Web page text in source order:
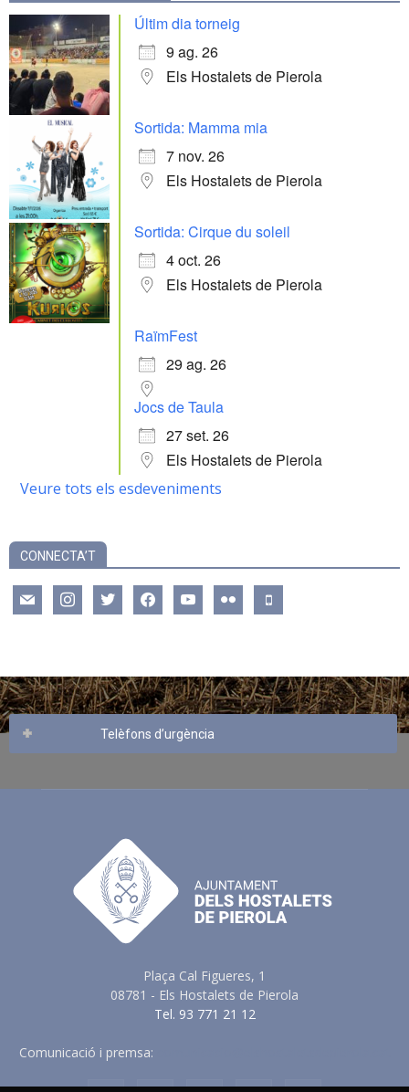
Últim dia torneig
9 ag. 26
Els Hostalets de Pierola
Sortida: Mamma mia
7 nov. 26
Els Hostalets de Pierola
Sortida: Cirque du soleil
4 oct. 26
Els Hostalets de Pierola
RaïmFest
29 ag. 26
Jocs de Taula
27 set. 26
Els Hostalets de Pierola
Veure tots els esdeveniments
CONNECTA’T
mail instagramtwitter facebookyoutube flickr mobile
Telèfons d’urgència
Plaça Cal Figueres, 1
08781 - Els Hostalets de Pierola
Tel. 93 771 21 12
Comunicació i premsa: